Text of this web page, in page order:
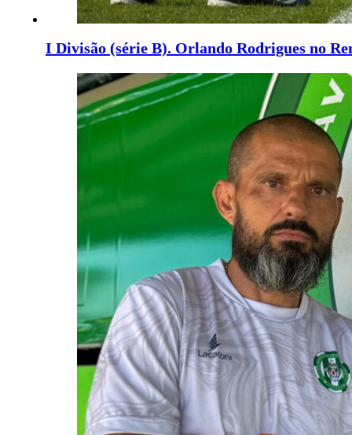
I Divisão (série B). Orlando Rodrigues no